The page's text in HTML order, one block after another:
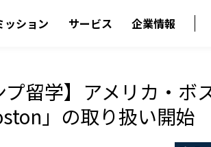
ッション サービス 企業情報
プ留学】アメリカ・ボ
」の取り扱い開始